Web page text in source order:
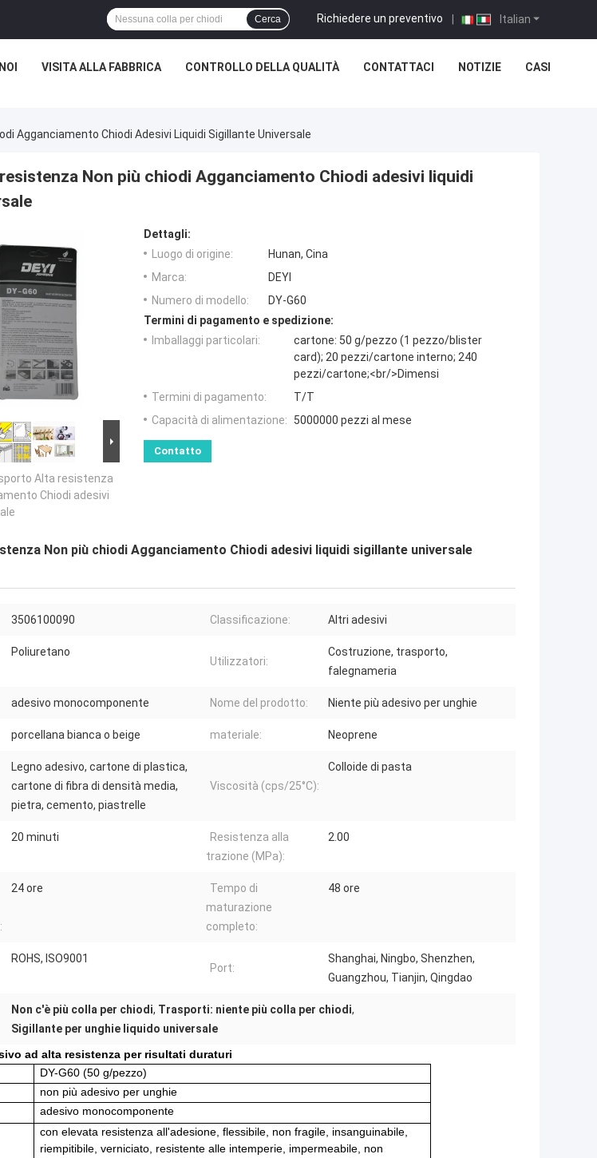
Italian
Richiedere un preventivo |
Cerca
VISITA ALLA FABBRICA CONTROLLO DELLA QUALITÀ CONTATTACI NOTIZIE CASI
Agganciamento Chiodi Adesivi Liquidi Sigillante Universale
Non più chiodi Agganciamento Chiodi adesivi liquidi
Alta resistenza
Chiodi adesivi
Dettagli:
Luogo di origine:
Hunan, Cina
Marca:
DEYI
Numero di modello:
DY-G60
Termini di pagamento e spedizione:
Imballaggi particolari:
cartone: 50 g/pezzo (1 pezzo/blister
card); 20 pezzi/cartone interno; 240
pezzi/cartone;<br/>Dimensi
Termini di pagamento:
T/T
Capacità di alimentazione:
5000000 pezzi al mese
Contatto
Non più chiodi Agganciamento Chiodi adesivi liquidi sigillante universale
3506100090 Classificazione: Altri adesivi
Poliuretano
Utilizzatori:
Costruzione, trasporto,
falegnameria
adesivo monocomponente Nome del prodotto: Niente più adesivo per unghie
porcellana bianca o beige materiale: Neoprene
Legno adesivo, cartone di plastica,
cartone di fibra di densità media,
pietra, cemento, piastrelle
Viscosità (cps/25°C):
Colloide di pasta
20 minuti
Resistenza alla
trazione (MPa):
2.00
24 ore
Tempo di
maturazione
completo:
48 ore
ROHS, ISO9001
Port:
Shanghai, Ningbo, Shenzhen,
Guangzhou, Tianjin, Qingdao
Non c'è più colla per chiodi, Trasporti: niente più colla per chiodi,
Sigillante per unghie liquido universale
ad alta resistenza per risultati duraturi
DY-G60 (50 g/pezzo)
non più adesivo per unghie
adesivo monocomponente
con elevata resistenza all'adesione, flessibile, non fragile, insanguinabile,
riempitibile, verniciato, resistente alle intemperie, impermeabile, non